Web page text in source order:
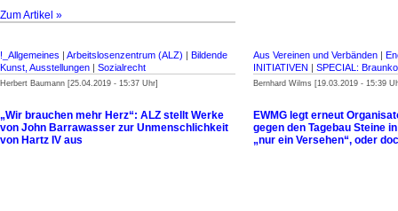
Zum Artikel »
!_Allgemeines | Arbeitslosenzentrum (ALZ) | Bildende
Kunst, Ausstellungen | Sozialrecht
Herbert Baumann [25.04.2019 - 15:37 Uhr]
„Wir brauchen mehr Herz“: ALZ stellt Werke
von John Barrawasser zur Unmenschlichkeit
von Hartz IV aus
Aus Vereinen und Verbänden |
INITIATIVEN | SPECIAL:
Bernhard Wilms [19.03.2019 - 15:39
EWMG legt erneut
gegen den Tagebau Steine
„nur ein Versehen“, oder